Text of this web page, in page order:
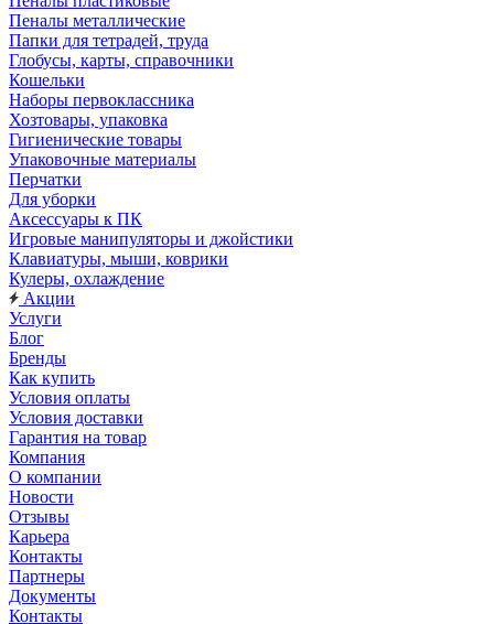
Пеналы металлические
Папки для тетрадей, труда
Глобусы, карты, справочники
Кошельки
Наборы первоклассника
Хозтовары, упаковка
Гигиенические товары
Упаковочные материалы
Перчатки
Для уборки
Аксессуары к ПК
Игровые манипуляторы и джойстики
Клавиатуры, мыши, коврики
Кулеры, охлаждение
Акции
Услуги
Блог
Бренды
Как купить
Условия оплаты
Условия доставки
Гарантия на товар
Компания
О компании
Новости
Отзывы
Карьера
Контакты
Партнеры
Документы
Контакты